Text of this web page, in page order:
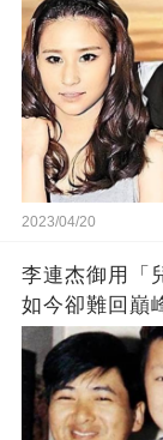
2023/04/20
李連杰御用「
如今卻難回巔